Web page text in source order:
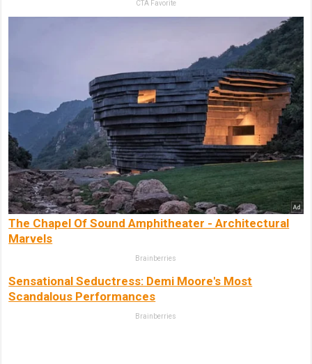
CTA Favorite
The Chapel Of Sound Amphitheater - Architectural
Marvels
Brainberries
Sensational Seductress: Demi Moore's Most
Scandalous Performances
Brainberries